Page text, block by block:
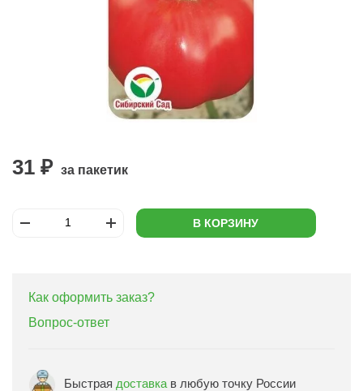
31 ₽ за пакетик
В КОРЗИНУ
Как оформить заказ?
Вопрос-ответ
Быстрая доставка в любую точку России